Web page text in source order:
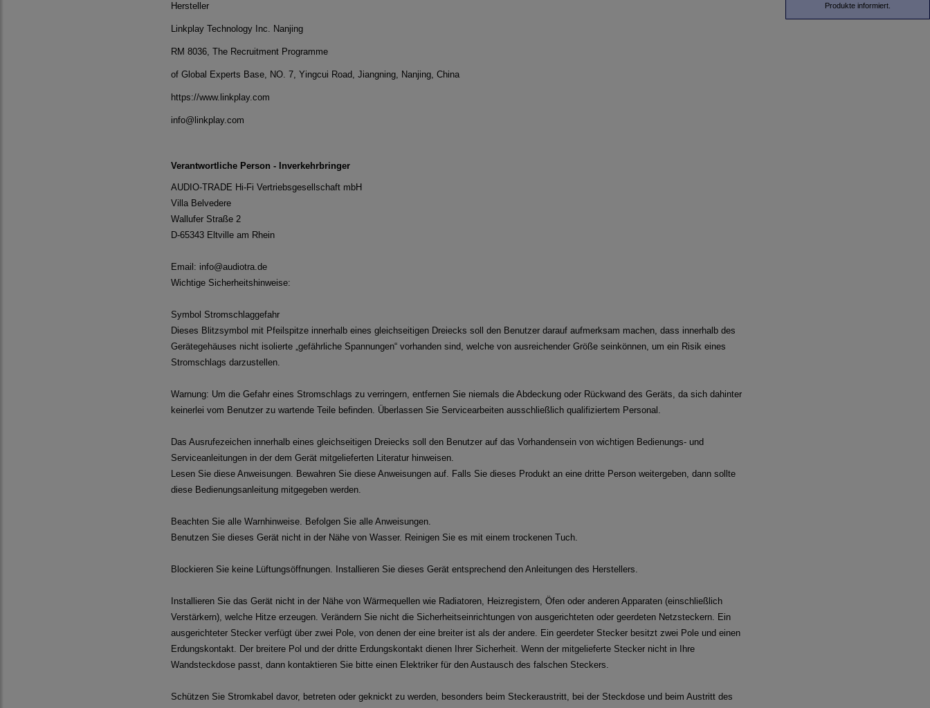
Hersteller
Linkplay Technology Inc. Nanjing
RM 8036, The Recruitment Programme
of Global Experts Base, NO. 7, Yingcui Road, Jiangning, Nanjing, China
https://www.linkplay.com
info@linkplay.com
Verantwortliche Person - Inverkehrbringer
AUDIO-TRADE Hi-Fi Vertriebsgesellschaft mbH
Villa Belvedere
Wallufer Straße 2
D-65343 Eltville am Rhein
Email: info@audiotra.de
Wichtige Sicherheitshinweise:
Symbol Stromschlaggefahr
Dieses Blitzsymbol mit Pfeilspitze innerhalb eines gleichseitigen Dreiecks soll den Benutzer darauf aufmerksam machen, dass innerhalb des
Gerätegehäuses nicht isolierte „gefährliche Spannungen“ vorhanden sind, welche von ausreichender Größe seinkönnen, um ein Risik eines
Stromschlags darzustellen.
Warnung: Um die Gefahr eines Stromschlags zu verringern, entfernen Sie niemals die Abdeckung oder Rückwand des Geräts, da sich dahinter
keinerlei vom Benutzer zu wartende Teile befinden. Überlassen Sie Servicearbeiten ausschließlich qualifiziertem Personal.
Das Ausrufezeichen innerhalb eines gleichseitigen Dreiecks soll den Benutzer auf das Vorhandensein von wichtigen Bedienungs- und
Serviceanleitungen in der dem Gerät mitgelieferten Literatur hinweisen.
Lesen Sie diese Anweisungen. Bewahren Sie diese Anweisungen auf. Falls Sie dieses Produkt an eine dritte Person weitergeben, dann sollte
diese Bedienungsanleitung mitgegeben werden.
Beachten Sie alle Warnhinweise. Befolgen Sie alle Anweisungen.
Benutzen Sie dieses Gerät nicht in der Nähe von Wasser. Reinigen Sie es mit einem trockenen Tuch.
Blockieren Sie keine Lüftungsöffnungen. Installieren Sie dieses Gerät entsprechend den Anleitungen des Herstellers.
Installieren Sie das Gerät nicht in der Nähe von Wärmequellen wie Radiatoren, Heizregistern, Öfen oder anderen Apparaten (einschließlich
Verstärkern), welche Hitze erzeugen. Verändern Sie nicht die Sicherheitseinrichtungen von ausgerichteten oder geerdeten Netzsteckern. Ein
ausgerichteter Stecker verfügt über zwei Pole, von denen der eine breiter ist als der andere. Ein geerdeter Stecker besitzt zwei Pole und einen
Erdungskontakt. Der breitere Pol und der dritte Erdungskontakt dienen Ihrer Sicherheit. Wenn der mitgelieferte Stecker nicht in Ihre
Wandsteckdose passt, dann kontaktieren Sie bitte einen Elektriker für den Austausch des falschen Steckers.
Schützen Sie Stromkabel davor, betreten oder geknickt zu werden, besonders beim Steckeraustritt, bei der Steckdose und beim Austritt des
Produkte informiert.